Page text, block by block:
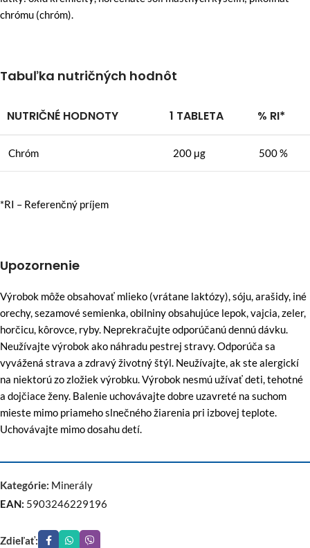
chrómu (chróm).
Tabuľka nutričných hodnôt
NUTRIČNÉ HODNOTY 1 TABLETA % RI*
Chróm 200 μg 500 %
*RI – Referenčný príjem
Upozornenie
Výrobok môže obsahovať mlieko (vrátane laktózy), sóju, arašidy, iné
orechy, sezamové semienka, obilniny obsahujúce lepok, vajcia, zeler,
horčicu, kôrovce, ryby. Neprekračujte odporúčanú dennú dávku.
Neužívajte výrobok ako náhradu pestrej stravy. Odporúča sa
vyvážená strava a zdravý životný štýl. Neužívajte, ak ste alergickí
na niektorú zo zložiek výrobku. Výrobok nesmú užívať deti, tehotné
a dojčiace ženy. Balenie uchovávajte dobre uzavreté na suchom
mieste mimo priameho slnečného žiarenia pri izbovej teplote.
Uchovávajte mimo dosahu detí.
Kategórie: Minerály
EAN: 5903246229196
Zdieľať: